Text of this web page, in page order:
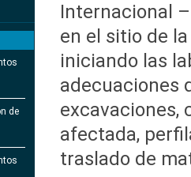
de
Internacional
en el sitio de
iniciando las
adecuaciones
excavaciones,
afectada,
traslado de